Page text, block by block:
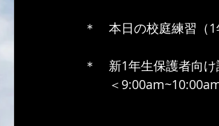
＊　本日の校庭練習（
＊　新1年生保護者向
＜9:00am~10:00am